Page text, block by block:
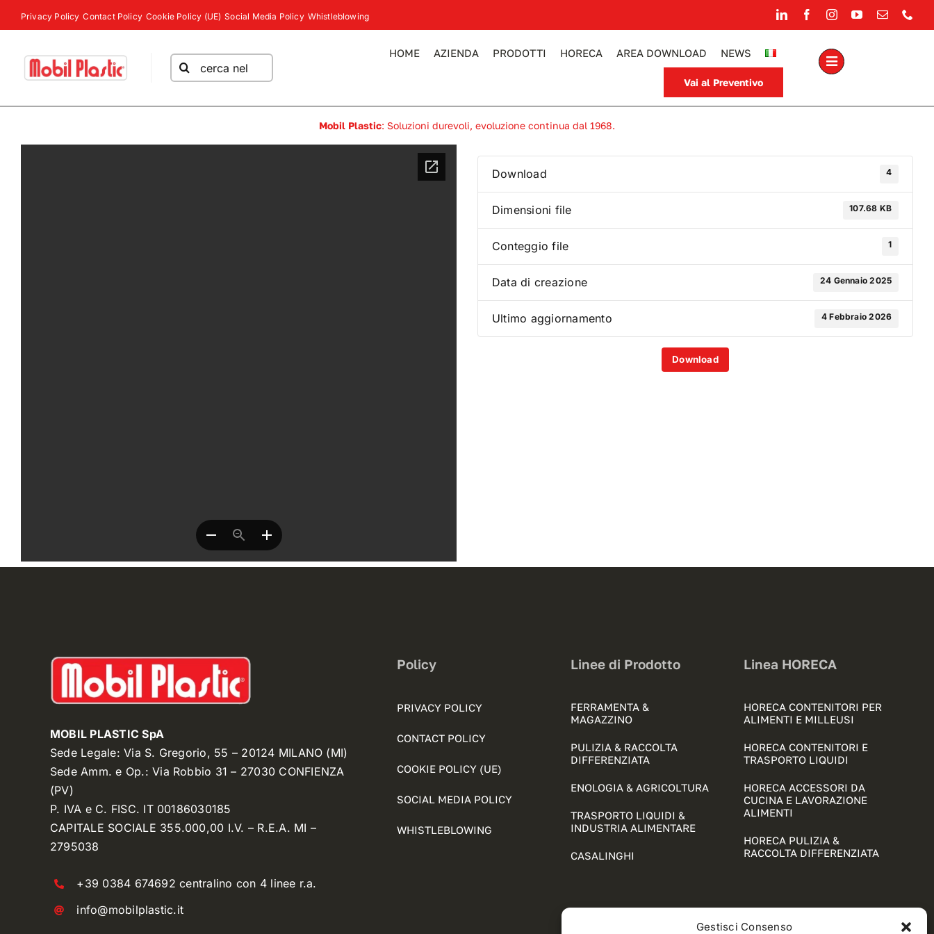
Gestisci Consenso
al
Privacy Policy Contact Policy Cookie Policy (UE) Social Media Policy Whistleblowing
Cerca
per:
HOME AZIENDA PRODOTTI HORECA AREA DOWNLOAD NEWS
Vai al Preventivo
Mobil Plastic: Soluzioni durevoli, evoluzione continua dal 1968.
Download 4
Dimensioni file 107.68 KB
Conteggio file 1
Data di creazione 24 Gennaio 2025
Ultimo aggiornamento 4 Febbraio 2026
Download
MOBIL PLASTIC SpA
Sede Legale: Via S. Gregorio, 55 – 20124 MILANO (MI)
Sede Amm. e Op.: Via Robbio 31 – 27030 CONFIENZA
(PV)
P. IVA e C. FISC. IT 00186030185
CAPITALE SOCIALE 355.000,00 I.V. – R.E.A. MI –
2795038
+39 0384 674692 centralino con 4 linee r.a.
info@mobilplastic.it
Policy
PRIVACY POLICY
CONTACT POLICY
COOKIE POLICY (UE)
SOCIAL MEDIA POLICY
WHISTLEBLOWING
Linee di Prodotto
FERRAMENTA &
MAGAZZINO
PULIZIA & RACCOLTA
DIFFERENZIATA
ENOLOGIA & AGRICOLTURA
TRASPORTO LIQUIDI &
INDUSTRIA ALIMENTARE
CASALINGHI
Linea HORECA
HORECA CONTENITORI PER
ALIMENTI E MILLEUSI
HORECA CONTENITORI E
TRASPORTO LIQUIDI
HORECA ACCESSORI DA
CUCINA E LAVORAZIONE
ALIMENTI
HORECA PULIZIA &
RACCOLTA DIFFERENZIATA